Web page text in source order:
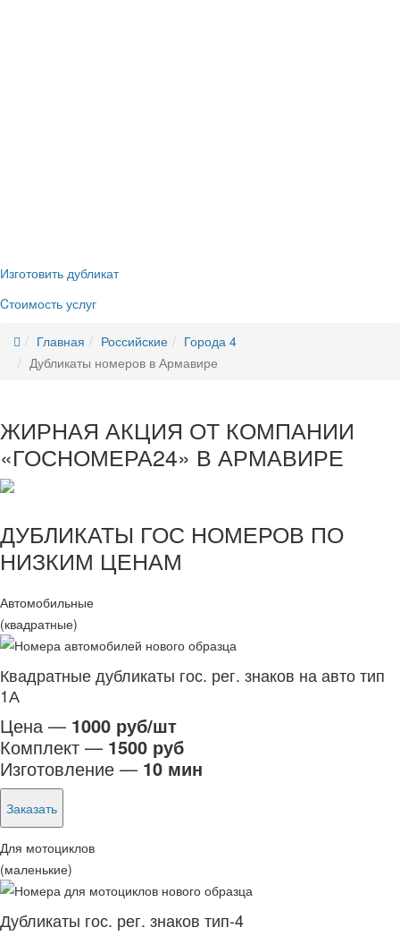
Изготовить дубликат
Cтоимость услуг
Главная Российские
Города 4
Дубликаты номеров в Армавире
ЖИРНАЯ АКЦИЯ ОТ КОМПАНИИ
«ГОСНОМЕРА24» В АРМАВИРЕ
ДУБЛИКАТЫ ГОС НОМЕРОВ ПО
НИЗКИМ ЦЕНАМ
Автомобильные
(квадратные)
Квадратные дубликаты гос. рег. знаков на авто тип
1А
Цена — 1000 руб/шт
Комплект — 1500 руб
Изготовление — 10 мин
Заказать
Для мотоциклов
(маленькие)
Дубликаты гос. рег. знаков тип-4